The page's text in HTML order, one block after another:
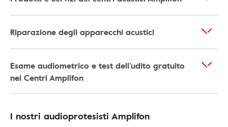
Riparazione degli apparecchi acustici
Esame audiometrico e test dell’udito gratuito
nei Centri Amplifon
I nostri audioprotesisti Amplifon